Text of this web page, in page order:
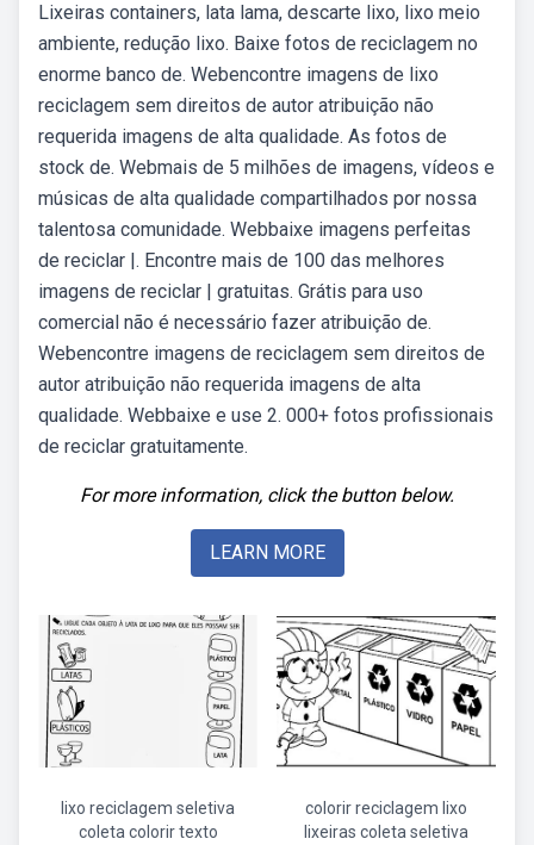
Lixeiras containers, lata lama, descarte lixo, lixo meio
ambiente, redução lixo. Baixe fotos de reciclagem no
enorme banco de. Webencontre imagens de lixo
reciclagem sem direitos de autor atribuição não
requerida imagens de alta qualidade. As fotos de
stock de. Webmais de 5 milhões de imagens, vídeos e
músicas de alta qualidade compartilhados por nossa
talentosa comunidade. Webbaixe imagens perfeitas
de reciclar |. Encontre mais de 100 das melhores
imagens de reciclar | gratuitas. Grátis para uso
comercial não é necessário fazer atribuição de.
Webencontre imagens de reciclagem sem direitos de
autor atribuição não requerida imagens de alta
qualidade. Webbaixe e use 2. 000+ fotos profissionais
de reciclar gratuitamente.
For more information, click the button below.
LEARN MORE
lixo reciclagem seletiva
coleta colorir texto
colorir reciclagem lixo
lixeiras coleta seletiva